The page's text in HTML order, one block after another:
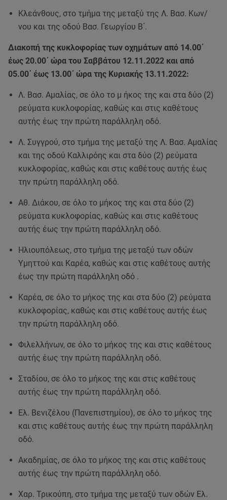
Κλεάνθους, στο τμήμα της μεταξύ της Λ. Βασ. Κων/
νου και της οδού Βασ. Γεωργίου Β΄.
Διακοπή της κυκλοφορίας των οχημάτων από 14.00΄
έως 20.00΄ ώρα του Σαββάτου 12.11.2022 και από
05.00΄ έως 13.00΄ ώρα της Κυριακής 13.11.2022:
Λ. Βασ. Αμαλίας, σε όλο το μ ήκος της και στα δύο (2)
ρεύματα κυκλοφορίας, καθώς και στις καθέτους
αυτής έως την πρώτη παράλληλη οδό.
Λ. Συγγρού, στο τμήμα της μεταξύ της Λ. Βασ. Αμαλίας
και της οδού Καλλιρόης και στα δύο (2) ρεύματα
κυκλοφορίας, καθώς και στις καθέτους αυτής έως
την πρώτη παράλληλη οδό.
Αθ. Διάκου, σε όλο το μήκος της και στα δύο (2)
ρεύματα κυκλοφορίας, καθώς και στις καθέτους
αυτής έως την πρώτη παράλληλη οδό.
Ηλιουπόλεως, στο τμήμα της μεταξύ των οδών
Υμηττού και Καρέα, καθώς και στις καθέτους αυτής
έως την πρώτη παράλληλη οδό .
Καρέα, σε όλο το μήκος της και στα δύο (2) ρεύματα
κυκλοφορίας, καθώς και στις καθέτους αυτής έως
την πρώτη παράλληλη οδό.
Φιλελλήνων, σε όλο το μήκος της και στις καθέτους
αυτής έως την πρώτη παράλληλη οδό.
Σταδίου, σε όλο το μήκος της και στις καθέτους
αυτής έως την πρώτη παράλληλη οδό.
Ελ. Βενιζέλου (Πανεπιστημίου), σε όλο το μήκος της
και στις καθέτους αυτής έως την πρώτη παράλληλη
οδό.
Ακαδημίας, σε όλο το μήκος της και στις καθέτους
αυτής έως την πρώτη παράλληλη οδό.
Χαρ. Τρικούπη, στο τμήμα της μεταξύ των οδών Ελ.